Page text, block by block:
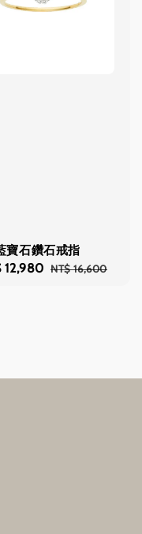
寶石鑽石戒指
12,980 Regular
NT$ 16,600